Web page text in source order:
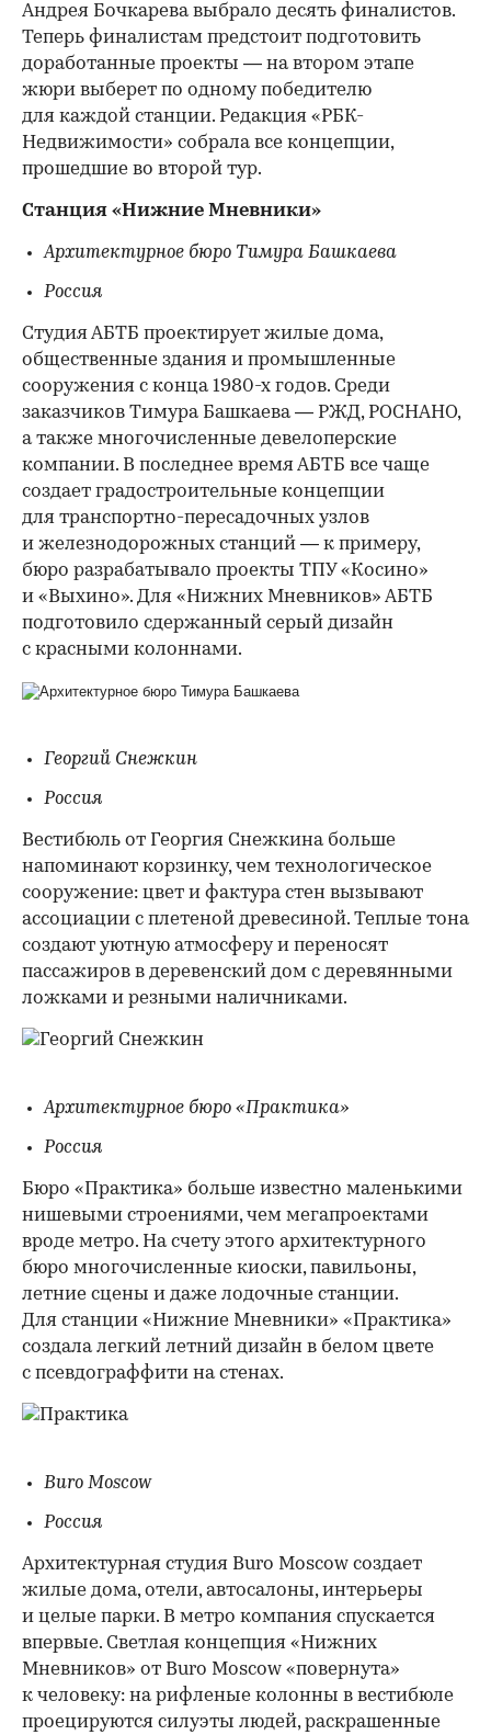
Андрея Бочкарева выбрало десять финалистов.
Теперь финалистам предстоит подготовить
доработанные проекты — на втором этапе
жюри выберет по одному победителю
для каждой станции. Редакция «РБК-
Недвижимости» собрала все концепции,
прошедшие во второй тур.
Станция «Нижние Мневники»
Архитектурное бюро Тимура Башкаева
Россия
Студия АБТБ проектирует жилые дома,
общественные здания и промышленные
сооружения с конца 1980-х годов. Среди
заказчиков Тимура Башкаева — РЖД, РОСНАНО,
а также многочисленные девелоперские
компании. В последнее время АБТБ все чаще
создает градостроительные концепции
для транспортно-пересадочных узлов
и железнодорожных станций — к примеру,
бюро разрабатывало проекты ТПУ «Косино»
и «Выхино». Для «Нижних Мневников» АБТБ
подготовило сдержанный серый дизайн
с красными колоннами.
Георгий Снежкин
Россия
Вестибюль от Георгия Снежкина больше
напоминают корзинку, чем технологическое
сооружение: цвет и фактура стен вызывают
ассоциации с плетеной древесиной. Теплые тона
создают уютную атмосферу и переносят
пассажиров в деревенский дом с деревянными
ложками и резными наличниками.
Архитектурное бюро «Практика»
Россия
Бюро «Практика» больше известно маленькими
нишевыми строениями, чем мегапроектами
вроде метро. На счету этого архитектурного
бюро многочисленные киоски, павильоны,
летние сцены и даже лодочные станции.
Для станции «Нижние Мневники» «Практика»
создала легкий летний дизайн в белом цвете
с псевдограффити на стенах.
Buro Moscow
Россия
Архитектурная студия Buro Moscow создает
жилые дома, отели, автосалоны, интерьеры
и целые парки. В метро компания спускается
впервые. Светлая концепция «Нижних
Мневников» от Buro Moscow «повернута»
к человеку: на рифленые колонны в вестибюле
проецируются силуэты людей, раскрашенные